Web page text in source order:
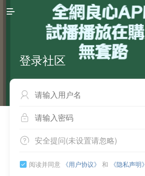

登录社区


 安全提问(未设置请忽略)
 阅读并同意 《用户协议》 和 《隐私声明》